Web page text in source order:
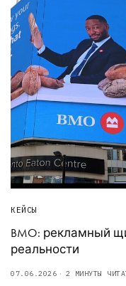
КЕЙСЫ
BMO: рекламный
реальности
07.06.2026 2 МИНУТЫ